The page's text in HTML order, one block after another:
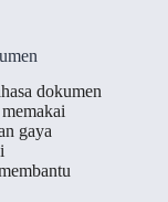
dokumen
gaya